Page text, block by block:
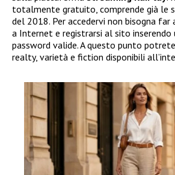
totalmente gratuito, comprende già le
del 2018. Per accedervi non bisogna
a Internet e registrarsi al sito inserendo
password valide. A questo punto
realty, varietà e fiction disponibili